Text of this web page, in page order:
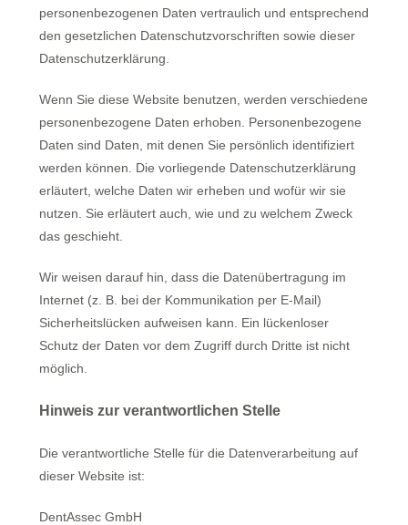
personenbezogenen Daten vertraulich und entsprechend
den gesetzlichen Datenschutzvorschriften sowie dieser
Datenschutzerklärung.
Wenn Sie diese Website benutzen, werden verschiedene
personenbezogene Daten erhoben. Personenbezogene
Daten sind Daten, mit denen Sie persönlich identifiziert
werden können. Die vorliegende Datenschutzerklärung
erläutert, welche Daten wir erheben und wofür wir sie
nutzen. Sie erläutert auch, wie und zu welchem Zweck
das geschieht.
Wir weisen darauf hin, dass die Datenübertragung im
Internet (z. B. bei der Kommunikation per E-Mail)
Sicherheitslücken aufweisen kann. Ein lückenloser
Schutz der Daten vor dem Zugriff durch Dritte ist nicht
möglich.
Hinweis zur verantwortlichen Stelle
Die verantwortliche Stelle für die Datenverarbeitung auf
dieser Website ist:
DentAssec GmbH